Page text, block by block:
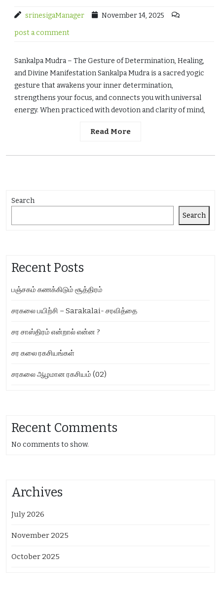
srinesigaManager November 14, 2025
post a comment
Sankalpa Mudra – The Gesture of Determination, Healing,
and Divine Manifestation Sankalpa Mudra is a sacred yogic
gesture that awakens your inner determination,
strengthens your focus, and connects you with universal
energy. When practiced with devotion and clarity of mind,
Read More
Search
Search
Recent Posts
பஞ்சகம் கணக்கிடும் சூத்திரம்
சரகலை பயிற்சி – Sarakalai- சரவித்தை
சர சாஸ்திரம் என்றால் என்ன ?
சர கலை ரகசியங்கள்
சரகலை ஆழமான ரகசியம் (02)
Recent Comments
No comments to show.
Archives
July 2026
November 2025
October 2025